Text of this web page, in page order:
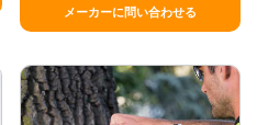
メーカーに問い合わせる